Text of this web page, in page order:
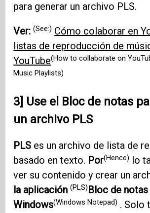
para generar un archivo PLS.
Ver:(See:) Cómo colaborar en
listas de reproducción de
YouTube(How to collaborate on
Music Playlists)
3] Use el Bloc de notas
un archivo PLS
PLS es un archivo de lista de
basado en texto. Por(Hence) lo
ver su contenido y crear un
la aplicación(PLS)Bloc de
Windows(Windows Notepad) . Solo